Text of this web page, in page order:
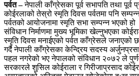
पर्वत –नेपाली काँग्रेसका पूर्व सभापति तथा पूर्व
कोईरलाको तेस्रो स्मृति दिवस पर्वतमा पनि
पर्वतको आयोजनामा स्मृति सभा सम्पन्न भएको हो
संविधान निर्माणमा मुख्य भूमिका खेल्नुभएका
स्मृति दिवस मनाईएको पर्वत काँग्रेसले जनाएको
गर्दै नेपाली काँग्रेसका केन्द्रिय सदस्य
पहल नगरेको भए नेपालको संविधान २०७२ ले
सरकारले शुसिल कोईराला र गिरीजाप्रसाद